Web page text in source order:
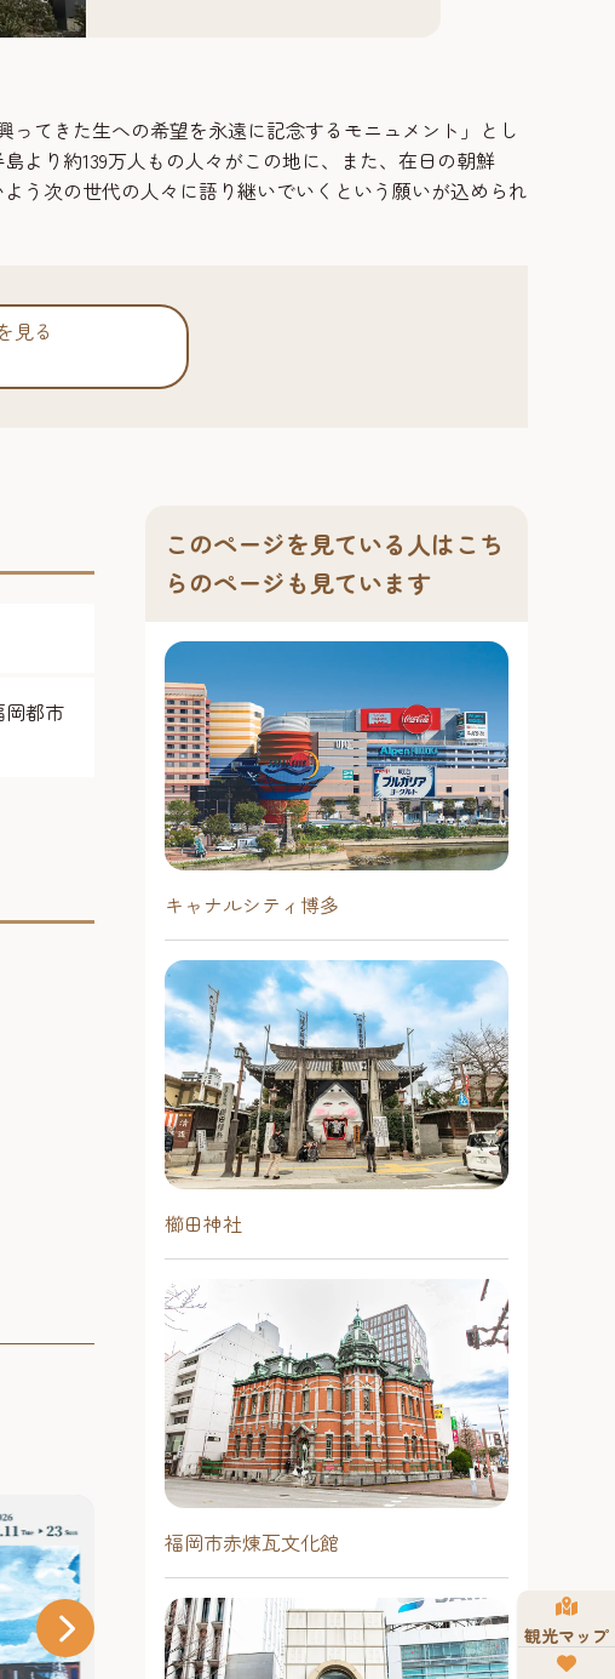
てきた生への希望を永遠に記念するモニュメント」とし
より約139万人もの人々がこの地に、また、在日の朝鮮
う次の世代の人々に語り継いでいくという願いが込められ
見る
都市
このページを見ている人はこち
らのページも見ています
キャナルシティ博多
櫛田神社
福岡市赤煉瓦文化館
観光マップ